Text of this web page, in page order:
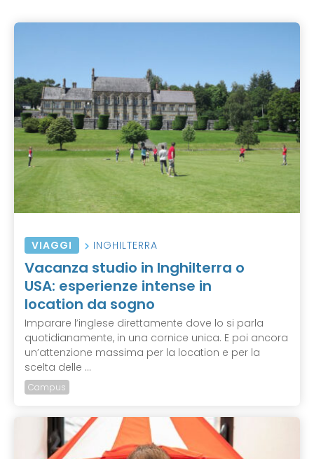
VIAGGI INGHILTERRA
Vacanza studio in Inghilterra o
USA: esperienze intense in
location da sogno
Imparare l’inglese direttamente dove lo si parla
quotidianamente, in una cornice unica. E poi ancora
un’attenzione massima per la location e per la
scelta delle ...
Campus